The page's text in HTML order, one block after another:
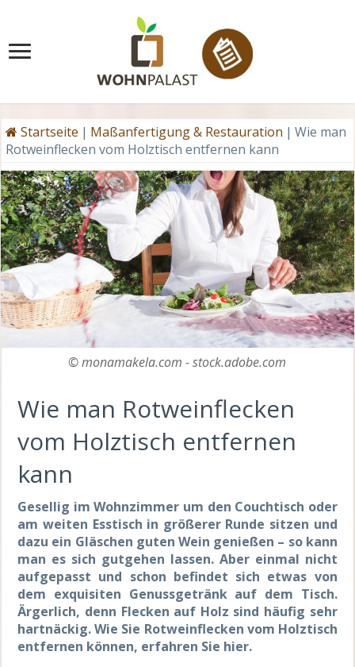
Startseite | Maßanfertigung & Restauration | Wie man
Rotweinflecken vom Holztisch entfernen kann
© monamakela.com - stock.adobe.com
Wie man Rotweinflecken
vom Holztisch entfernen
kann
Gesellig im Wohnzimmer um den Couchtisch oder
am weiten Esstisch in größerer Runde sitzen und
dazu ein Gläschen guten Wein genießen – so kann
man es sich gutgehen lassen. Aber einmal nicht
aufgepasst und schon befindet sich etwas von
dem exquisiten Genussgetränk auf dem Tisch.
Ärgerlich, denn Flecken auf Holz sind häufig sehr
hartnäckig. Wie Sie Rotweinflecken vom Holztisch
entfernen können, erfahren Sie hier.